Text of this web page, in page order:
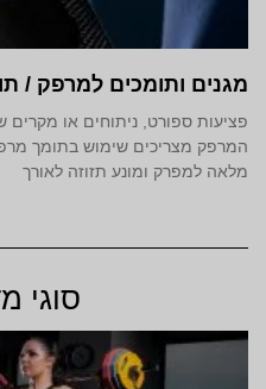
מגנים ותומכים למרפק /
פציעות ספורט, ניתוחים או מקרים
המרפק מצריכים שימוש בתומך
מלאה למפרק ומונע תזוזה לאורך
סוגי